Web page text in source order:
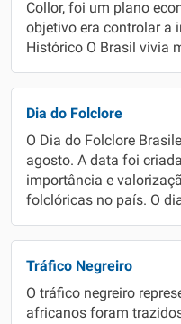
Collor, foi um plano
objetivo era controlar a
Histórico O Brasil vivia
Dia do Folclore
O Dia do Folclore
agosto. A data foi
importância e
folclóricas no país. O
Tráfico Negreiro
O tráfico negreiro
africanos foram